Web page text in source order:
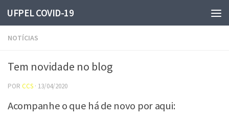
Skip to content
UFPEL COVID-19
NOTÍCIAS
Tem novidade no blog
POR CCS · 13/04/2020
Acompanhe o que há de novo por aqui: